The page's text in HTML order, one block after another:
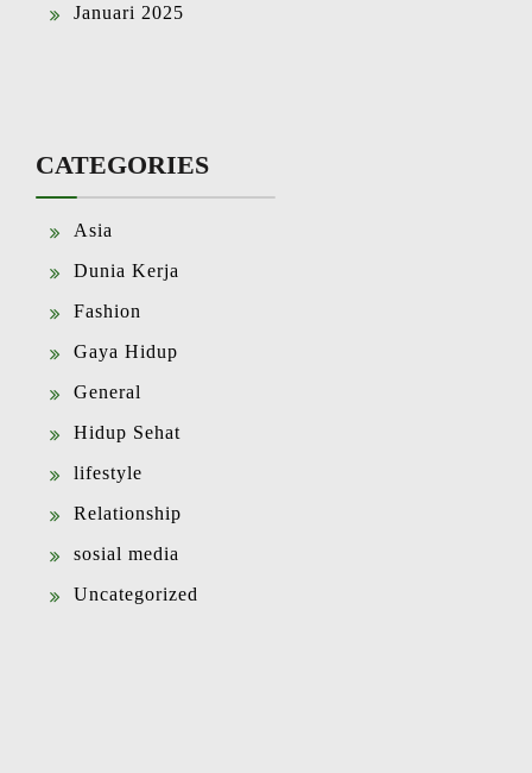
Januari 2025
CATEGORIES
Asia
Dunia Kerja
Fashion
Gaya Hidup
General
Hidup Sehat
lifestyle
Relationship
sosial media
Uncategorized